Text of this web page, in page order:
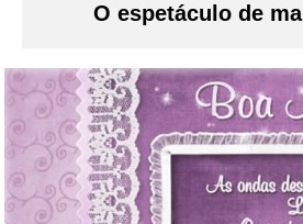
O espetáculo de